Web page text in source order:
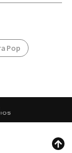
Pop